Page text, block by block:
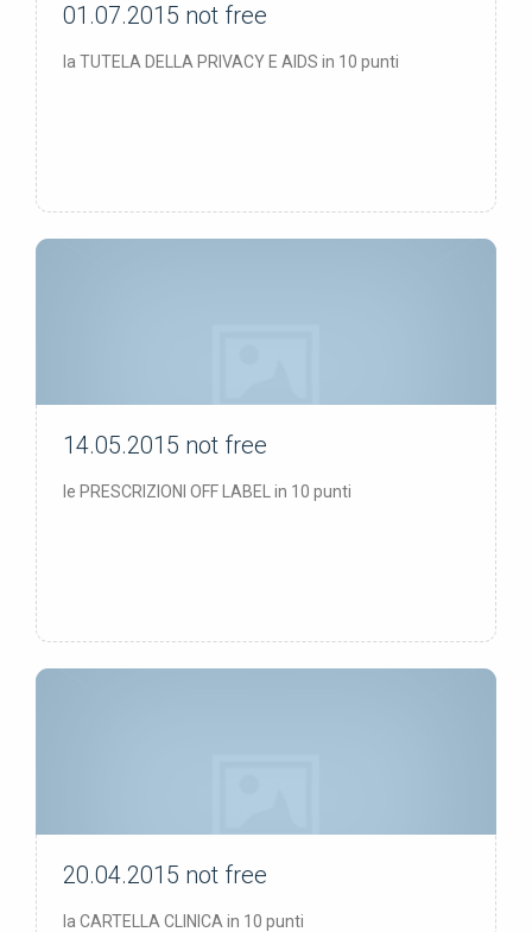
not free
01.07.2015 not free
la TUTELA DELLA PRIVACY E AIDS in 10 punti
not free
14.05.2015 not free
le PRESCRIZIONI OFF LABEL in 10 punti
not free
20.04.2015 not free
la CARTELLA CLINICA in 10 punti